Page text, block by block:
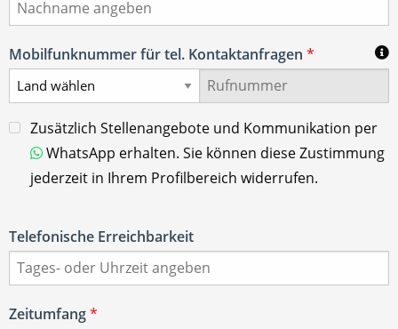
Mobilfunknummer für tel. Kontaktanfragen *
Zusätzlich Stellenangebote und Kommunikation per
WhatsApp erhalten. Sie können diese Zustimmung
jederzeit in Ihrem Profilbereich widerrufen.
Telefonische Erreichbarkeit
Zeitumfang*